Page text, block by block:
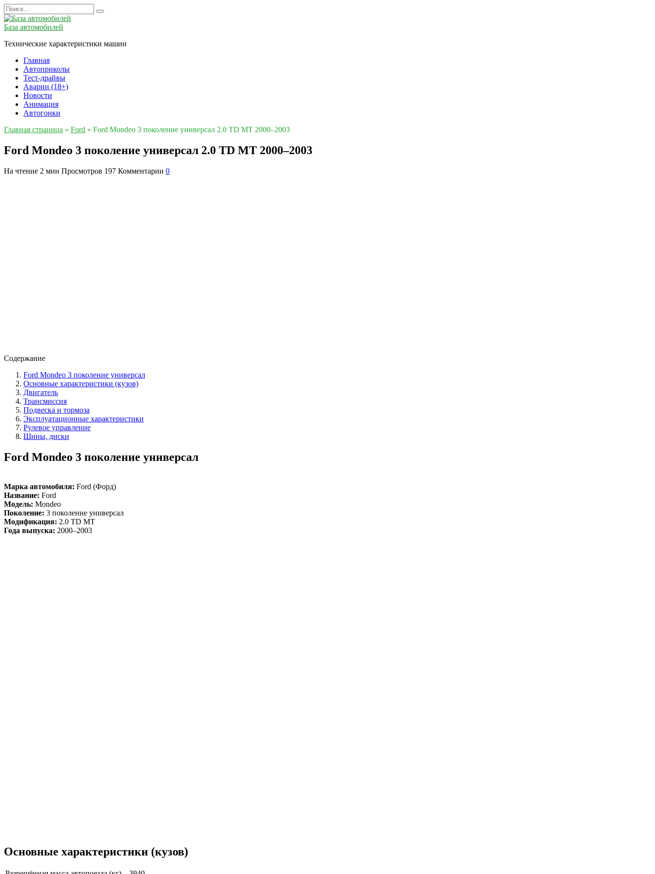
Перейти
к
содержанию
Search
for:
База автомобилей
Технические характеристики машин
Главная
Автоприколы
Тест-драйвы
Аварии (18+)
Новости
Анимация
Автогонки
Главная страница » Ford » Ford Mondeo 3 поколение универсал 2.0 TD MT 2000–2003
Ford Mondeo 3 поколение универсал 2.0 TD MT 2000–2003
На чтение 2 мин Просмотров 197 Комментарии 0
Содержание
Ford Mondeo 3 поколение универсал
Основные характеристики (кузов)
Двигатель
Трансмиссия
Подвеска и тормоза
Эксплуатационные характеристики
Рулевое управление
Шины, диски
Ford Mondeo 3 поколение универсал
Марка автомобиля: Ford (Форд)
Название: Ford
Модель: Mondeo
Поколение: 3 поколение универсал
Модификация: 2.0 TD MT
Года выпуска: 2000–2003
Основные характеристики (кузов)